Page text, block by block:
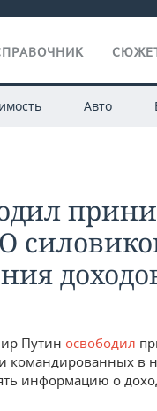
Авто
Путин освободил
командированных в
информацию о